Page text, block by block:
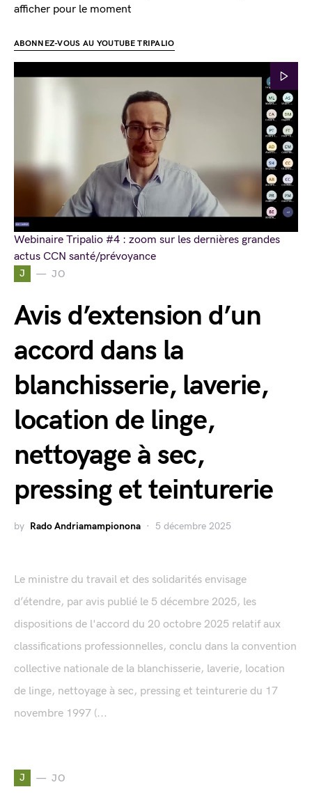
J JO
Avis d’extension d’un
accord dans la
blanchisserie, laverie,
location de linge,
nettoyage à sec,
pressing et teinturerie
by Rado Andriamampionona 5 décembre 2025
Le ministre du travail et des solidarités envisage
d’étendre, par avis publié le 5 décembre 2025, les
dispositions de l'accord du 20 octobre 2025 relatif aux
classifications professionnelles, conclu dans la convention
collective nationale de la blanchisserie, laverie, location
de linge, nettoyage à sec, pressing et teinturerie du 17
novembre 1997 (...
J JO
afficher pour le moment
ABONNEZ-VOUS AU YOUTUBE TRIPALIO
Webinaire Tripalio #4 : zoom sur les dernières grandes
actus CCN santé/prévoyance